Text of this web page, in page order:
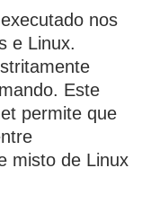
nos
e Linux.
Este
permite que
misto de Linux